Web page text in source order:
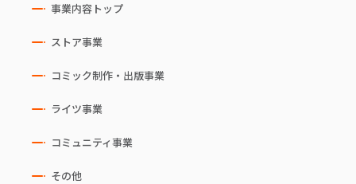
事業内容トップ
ストア事業
コミック制作・出版事業
ライツ事業
コミュニティ事業
その他